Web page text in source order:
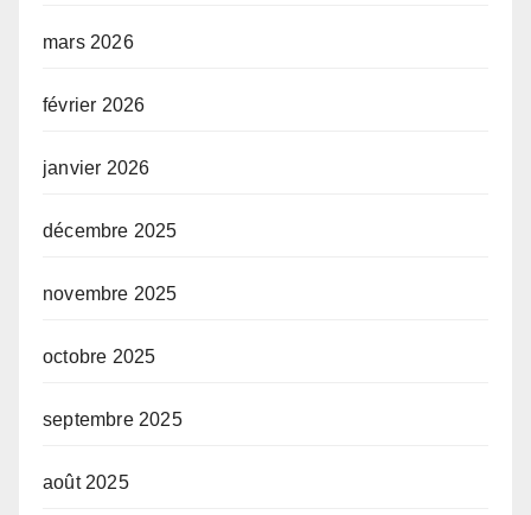
mars 2026
février 2026
janvier 2026
décembre 2025
novembre 2025
octobre 2025
septembre 2025
août 2025